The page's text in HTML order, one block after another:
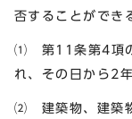
否することができ
⑴ 第11条第4項の
れ、その日から2
⑵ 建築物、建築物